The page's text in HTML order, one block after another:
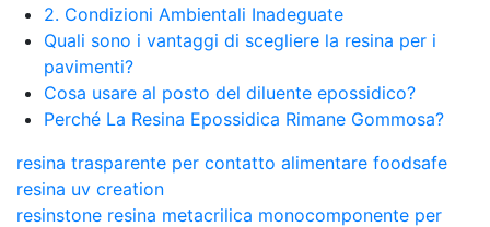
2. Condizioni Ambientali Inadeguate
Quali sono i vantaggi di scegliere la resina per i
pavimenti?
Cosa usare al posto del diluente epossidico?
Perché La Resina Epossidica Rimane Gommosa?
resina trasparente per contatto alimentare foodsafe
resina uv creation
resinstone resina metacrilica monocomponente per